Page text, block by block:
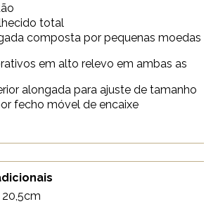
total
composta por pequenas moedas
em alto relevo em ambas as
alongada para ajuste de tamanho
fecho móvel de encaixe